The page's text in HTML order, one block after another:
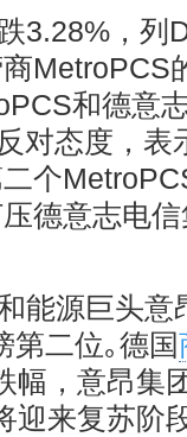
3.28%，列
MetroPCS
和德意
对态度，表
个
德意志电
能源巨头意
第二位｡德国
幅，意昂集
迎来复苏阶